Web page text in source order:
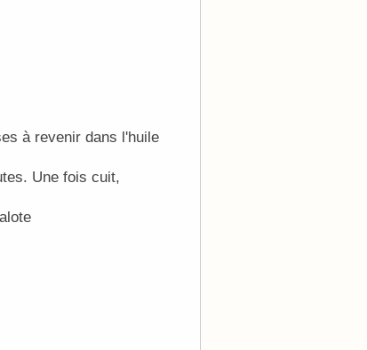
à revenir dans l'huile
Une fois cuit,